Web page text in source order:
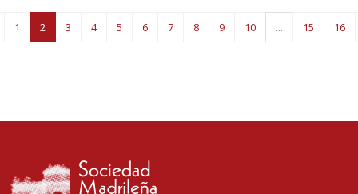
1 2 3 4 5 6 7 8 9 10 ... 15 16